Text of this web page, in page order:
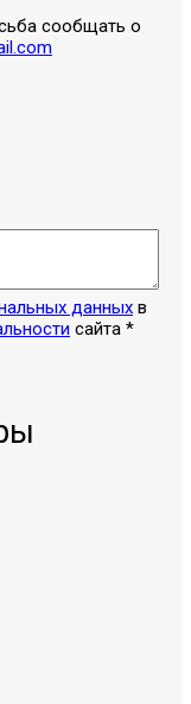
сообщать о
данных в
сайта *